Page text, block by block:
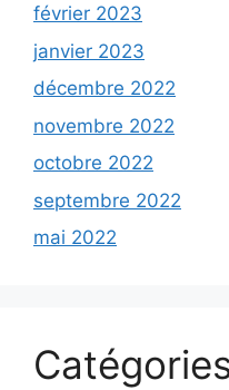
février 2023
janvier 2023
décembre 2022
novembre 2022
octobre 2022
septembre 2022
mai 2022